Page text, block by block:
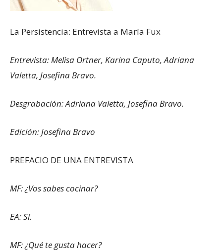
La Persistencia: Entrevista a María Fux
Entrevista: Melisa Ortner, Karina Caputo, Adriana
Valetta, Josefina Bravo.
Desgrabación: Adriana Valetta, Josefina Bravo.
Edición: Josefina Bravo
PREFACIO DE UNA ENTREVISTA
MF: ¿Vos sabes cocinar?
EA: Sí.
MF: ¿Qué te gusta hacer?